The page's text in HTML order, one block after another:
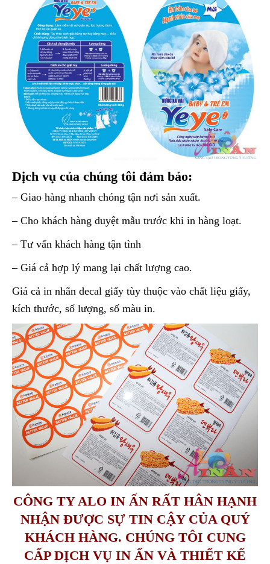
Dịch vụ của chúng tôi đảm bảo:
– Giao hàng nhanh chóng tận nơi sản xuất.
– Cho khách hàng duyệt mẫu trước khi in hàng loạt.
– Tư vấn khách hàng tận tình
– Giá cả hợp lý mang lại chất lượng cao.
Giá cả in nhãn decal giấy tùy thuộc vào chất liệu giấy,
kích thước, số lượng, số màu in.
CÔNG TY ALO IN ẤN RẤT HÂN HẠNH
NHẬN ĐƯỢC SỰ TIN CẬY CỦA QUÝ
KHÁCH HÀNG. CHÚNG TÔI CUNG
CẤP DỊCH VỤ IN ẤN VÀ THIẾT KẾ